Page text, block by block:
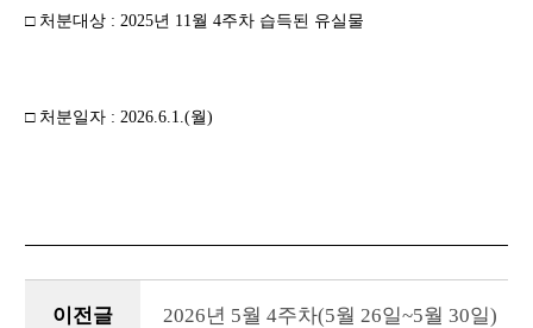
□ 처분대상 : 2025년 11월 4주차 습득된 유실물
□ 처분일자 : 2026.6.1.(월)
이전글 2026년 5월 4주차(5월 26일~5월 30일)